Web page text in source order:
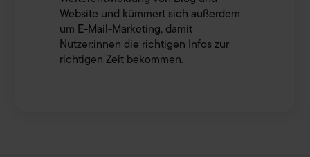
Website und kümmert sich außerdem
um E-Mail-Marketing, damit
Nutzer:innen die richtigen Infos zur
richtigen Zeit bekommen.